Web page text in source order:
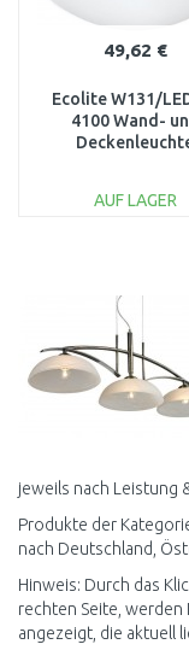
49,62 €
Ecolite W131/
4100 Wand-
AUF LAGER
Vergleichen
jeweils nach Leistung
Produkte der
nach Deutschland,
Hinweis: Durch das
rechten Seite, werden
angezeigt, die aktuell